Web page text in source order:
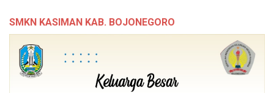
SMKN KASIMAN KAB. BOJONEGORO